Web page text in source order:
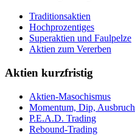
Traditionsaktien
Hochprozentiges
Superaktien und Faulpelze
Aktien zum Vererben
Aktien kurzfristig
Aktien-Masochismus
Momentum, Dip, Ausbruch
P.E.A.D. Trading
Rebound-Trading